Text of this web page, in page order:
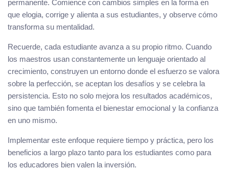
permanente. Comience con cambios simples en la forma en
que elogia, corrige y alienta a sus estudiantes, y observe cómo
transforma su mentalidad.
Recuerde, cada estudiante avanza a su propio ritmo. Cuando
los maestros usan constantemente un lenguaje orientado al
crecimiento, construyen un entorno donde el esfuerzo se valora
sobre la perfección, se aceptan los desafíos y se celebra la
persistencia. Esto no solo mejora los resultados académicos,
sino que también fomenta el bienestar emocional y la confianza
en uno mismo.
Implementar este enfoque requiere tiempo y práctica, pero los
beneficios a largo plazo tanto para los estudiantes como para
los educadores bien valen la inversión.